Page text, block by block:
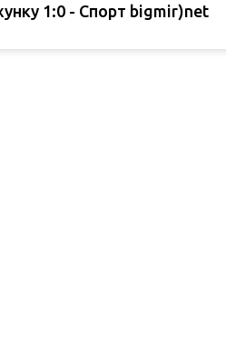
1:0 - Спорт bigmir)net